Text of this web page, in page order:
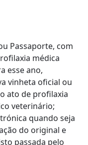
Passaporte, com
médica
esse ano,
vinheta oficial ou
ato de profilaxia
veterinário;
quando seja
do original e
passada pelo